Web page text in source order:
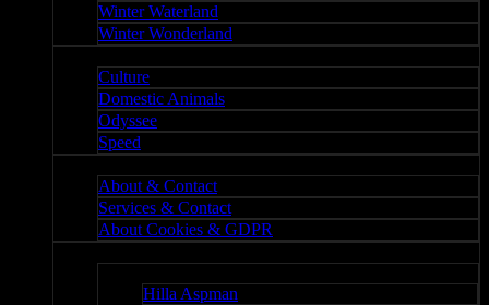
Winter Waterland
Winter Wonderland
Culture
Domestic Animals
Odyssee
Speed
About & Contact
Services & Contact
About Cookies & GDPR
Hilla Aspman